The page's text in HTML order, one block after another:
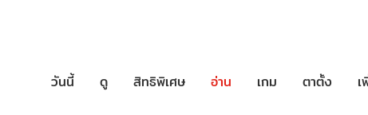
วันนี้ ดู สิทธิพิเศษ อ่าน เกม ตาตั้ง